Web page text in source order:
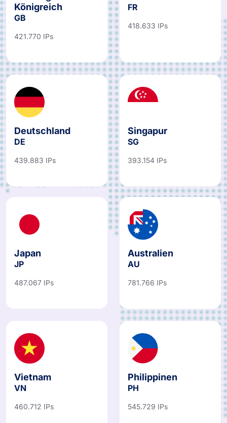
Vereinigtes
Königreich
GB
FR
DE
Singapur
SG
Japan
JP
Australien
AU
VN PH